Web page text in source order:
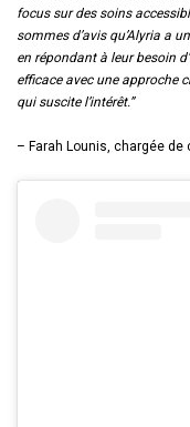
focus sur des soins
sommes d’avis qu’Alyria a
en répondant à leur besoin
efficace avec une approche
qui suscite l’intérêt.”
– Farah Lounis, chargée de